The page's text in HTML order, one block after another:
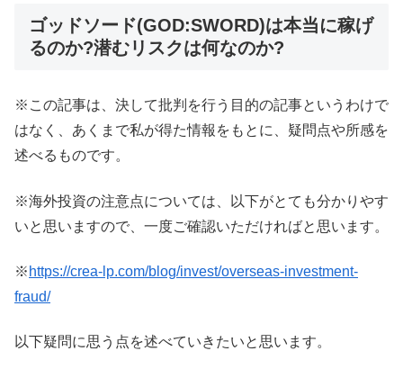
ゴッドソード(GOD:SWORD)は本当に稼げ
るのか?潜むリスクは何なのか?
※この記事は、決して批判を行う目的の記事というわけで
はなく、あくまで私が得た情報をもとに、疑問点や所感を
述べるものです。
※海外投資の注意点については、以下がとても分かりやす
いと思いますので、一度ご確認いただければと思います。
※ https://crea-lp.com/blog/invest/overseas-investment-
fraud/
以下疑問に思う点を述べていきたいと思います。